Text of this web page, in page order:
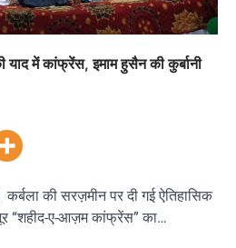
में कांफ्रेंस, इमाम हुसैन की कुर्बानी
की सरज़मीन पर दी गई ऐतिहासिक
“शहीद-ए-आज़म कांफ्रेंस” का…